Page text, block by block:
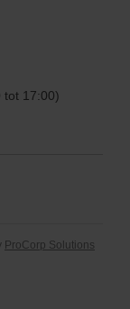
tot 17:00)
ProCorp Solutions